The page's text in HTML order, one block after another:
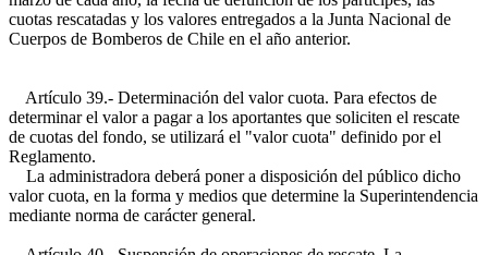
cuotas rescatadas y los valores entregados a la Junta Nacional de
Cuerpos de Bomberos de Chile en el año anterior.
Artículo 39.- Determinación del valor cuota. Para efectos de
determinar el valor a pagar a los aportantes que soliciten el rescate
de cuotas del fondo, se utilizará el "valor cuota" definido por el
Reglamento.
La administradora deberá poner a disposición del público dicho
valor cuota, en la forma y medios que determine la Superintendencia
mediante norma de carácter general.